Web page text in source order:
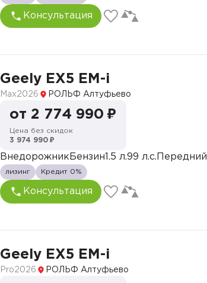
Консультация
Geely EX5 EM-i
Max2026 РОЛЬФ Алтуфьево
от 2 774 990 ₽
Цена без скидок
3 974 990 ₽
Внедорожник Бензин 1.5 л.99 л.с. Передний
лизинг Кредит 0%
Консультация
Geely EX5 EM-i
Pro2026 РОЛЬФ Алтуфьево